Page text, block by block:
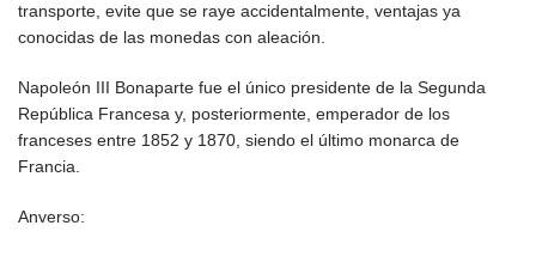
transporte, evite que se raye accidentalmente, ventajas ya
conocidas de las monedas con aleación.
Napoleón III Bonaparte fue el único presidente de la Segunda
República Francesa y, posteriormente, emperador de los
franceses entre 1852 y 1870, siendo el último monarca de
Francia.
Anverso: